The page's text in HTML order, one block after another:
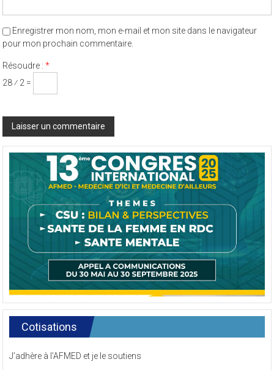
Enregistrer mon nom, mon e-mail et mon site dans le navigateur
pour mon prochain commentaire.
Résoudre :*
28 ⁄ 2 =
Cotisations
J’adhère à l’AFMED et je le soutiens